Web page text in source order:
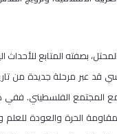
بصفته المتابع للأحداث
لديه بأن الشباب المقدسي قد عبر
المجتمع الفلسطيني.
الحرة والعودة